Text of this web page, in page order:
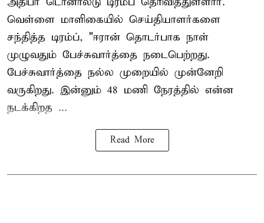
வெள்ளை மாளிகையில் செய்தியாளர்களை
சந்தித்த டிரம்ப், "ஈரான் தொடர்பாக நாள்
முழுவதும் பேச்சுவார்த்தை நடைபெற்றது.
பேச்சுவார்த்தை நல்ல முறையில் முன்னேறி
வருகிறது. இன்னும் 48 மணி நேரத்தில் என்ன
நடக்கிறத ...
Read More